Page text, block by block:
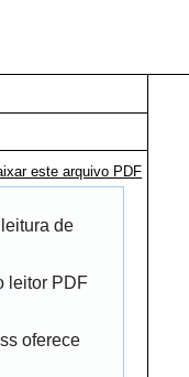
este arquivo PDF
de
leitor PDF
oferece